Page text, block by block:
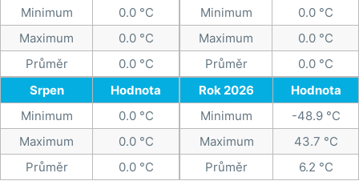
Minimum
0.0 °C
Maximum
0.0 °C
Průměr
0.0 °C
Minimum
0.0 °C
Maximum
0.0 °C
Průměr
0.0 °C
Srpen
Hodnota
Minimum
0.0 °C
Maximum
0.0 °C
Průměr
0.0 °C
Rok 2026
Hodnota
Minimum
-48.9 °C
Maximum
43.7 °C
Průměr
6.2 °C